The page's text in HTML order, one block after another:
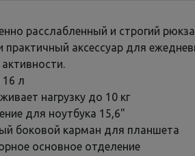
расслабленный и строгий
практичный аксессуар для
л
нагрузку до 10 кг
для ноутбука 15,6"
боковой карман для планшета
основное отделение